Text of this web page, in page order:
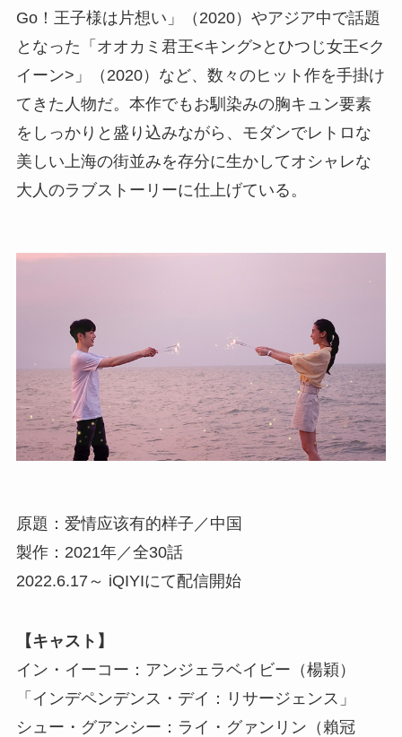
Go！王子様は片想い」（2020）やアジア中で話題
となった「オオカミ君王<キング>とひつじ女王<ク
イーン>」（2020）など、数々のヒット作を手掛け
てきた人物だ。本作でもお馴染みの胸キュン要素
をしっかりと盛り込みながら、モダンでレトロな
美しい上海の街並みを存分に生かしてオシャレな
大人のラブストーリーに仕上げている。
原題：爱情应该有的样子／中国
製作：2021年／全30話
2022.6.17～ iQIYIにて配信開始
【キャスト】
イン・イーコー：アンジェラベイビー（楊穎）
「インデペンデンス・デイ：リサージェンス」
シュー・グアンシー：ライ・グァンリン（賴冠